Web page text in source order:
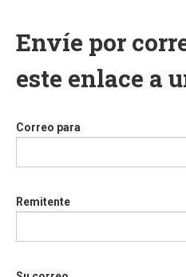
Envíe por
este enlace a
Correo para
Remitente